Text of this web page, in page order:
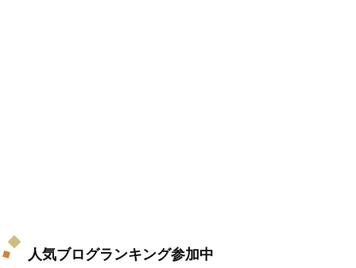
人気ブログランキング参加中